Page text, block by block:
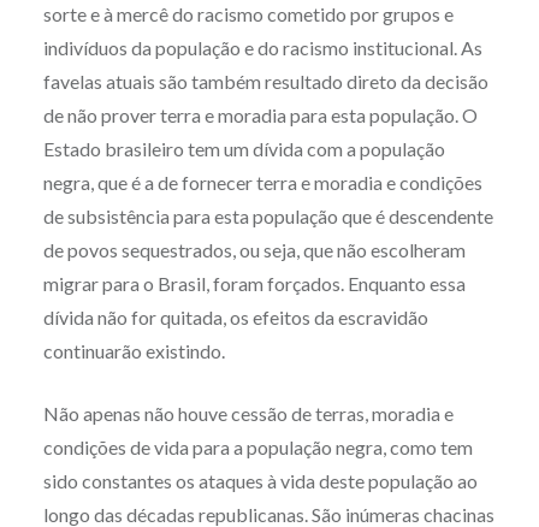
sorte e à mercê do racismo cometido por grupos e
indivíduos da população e do racismo institucional. As
favelas atuais são também resultado direto da decisão
de não prover terra e moradia para esta população. O
Estado brasileiro tem um dívida com a população
negra, que é a de fornecer terra e moradia e condições
de subsistência para esta população que é descendente
de povos sequestrados, ou seja, que não escolheram
migrar para o Brasil, foram forçados. Enquanto essa
dívida não for quitada, os efeitos da escravidão
continuarão existindo.
Não apenas não houve cessão de terras, moradia e
condições de vida para a população negra, como tem
sido constantes os ataques à vida deste população ao
longo das décadas republicanas. São inúmeras chacinas